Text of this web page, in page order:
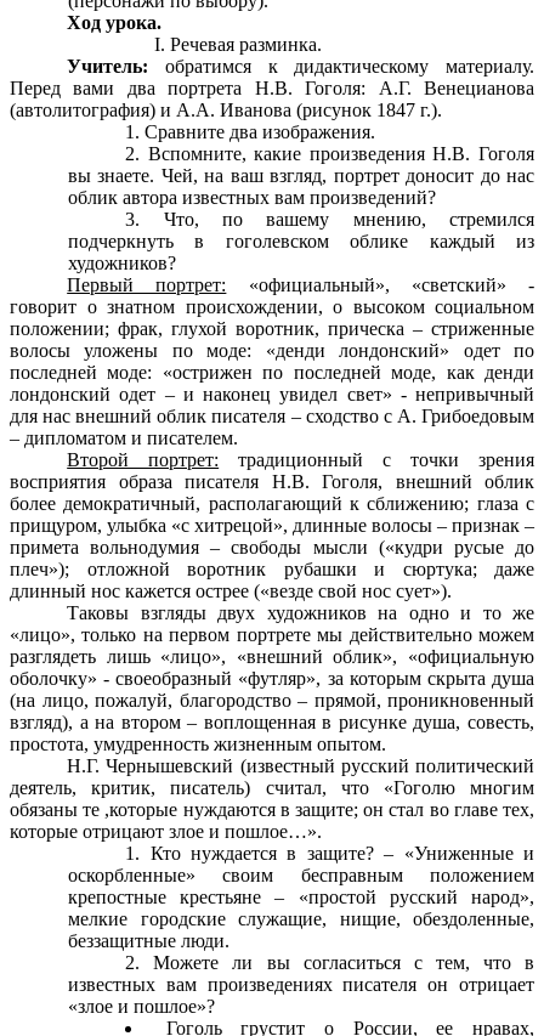
Ход урока.
Речевая разминка.
Учитель: обратимся к дидактическому материалу.
Перед вами два портрета Н.В. Гоголя: А.Г. Венецианова
(автолитография) и А.А. Иванова (рисунок 1847 г.).
Сравните два изображения.
Вспомните, какие произведения Н.В. Гоголя
вы знаете. Чей, на ваш взгляд, портрет доносит до нас
облик автора известных вам произведений?
Что, по вашему мнению, стремился
подчеркнуть в гоголевском облике каждый из
художников?
Первый портрет: «официальный», «светский» -
говорит о знатном происхождении, о высоком социальном
положении; фрак, глухой воротник, прическа – стриженные
волосы уложены по моде: «денди лондонский» одет по
последней моде: «острижен по последней моде, как денди
лондонский одет – и наконец увидел свет» - непривычный
для нас внешний облик писателя – сходство с А. Грибоедовым
– дипломатом и писателем.
Второй портрет: традиционный с точки зрения
восприятия образа писателя Н.В. Гоголя, внешний облик
более демократичный, располагающий к сближению; глаза с
прищуром, улыбка «с хитрецой», длинные волосы – признак –
примета вольнодумия – свободы мысли («кудри русые до
плеч»); отложной воротник рубашки и сюртука; даже
длинный нос кажется острее («везде свой нос сует»).
Таковы взгляды двух художников на одно и то же
«лицо», только на первом портрете мы действительно можем
разглядеть лишь «лицо», «внешний облик», «официальную
оболочку» - своеобразный «футляр», за которым скрыта душа
(на лицо, пожалуй, благородство – прямой, проникновенный
взгляд), а на втором – воплощенная в рисунке душа, совесть,
простота, умудренность жизненным опытом.
Н.Г. Чернышевский (известный русский политический
деятель, критик, писатель) считал, что «Гоголю многим
обязаны те ,которые нуждаются в защите; он стал во главе тех,
которые отрицают злое и пошлое…».
Кто нуждается в защите? – «Униженные и
оскорбленные» своим бесправным положением
крепостные крестьяне – «простой русский народ»,
мелкие городские служащие, нищие, обездоленные,
беззащитные люди.
Можете ли вы согласиться с тем, что в
известных вам произведениях писателя он отрицает
«злое и пошлое»?
Гоголь грустит о России, ее нравах,